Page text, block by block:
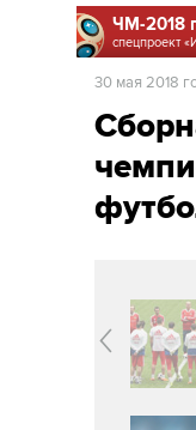
ЧМ-2018
спецпроект
30 мая 2018